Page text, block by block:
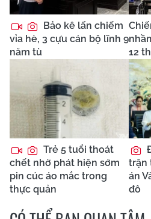
Bảo kê lấn chiếm
vỉa hè, 3 cựu cán bộ lĩnh 9
năm tù
12
Trẻ 5 tuổi thoát
chết nhờ phát hiện sớm
pin cúc áo mắc trong
thực quản
trận
án
đô